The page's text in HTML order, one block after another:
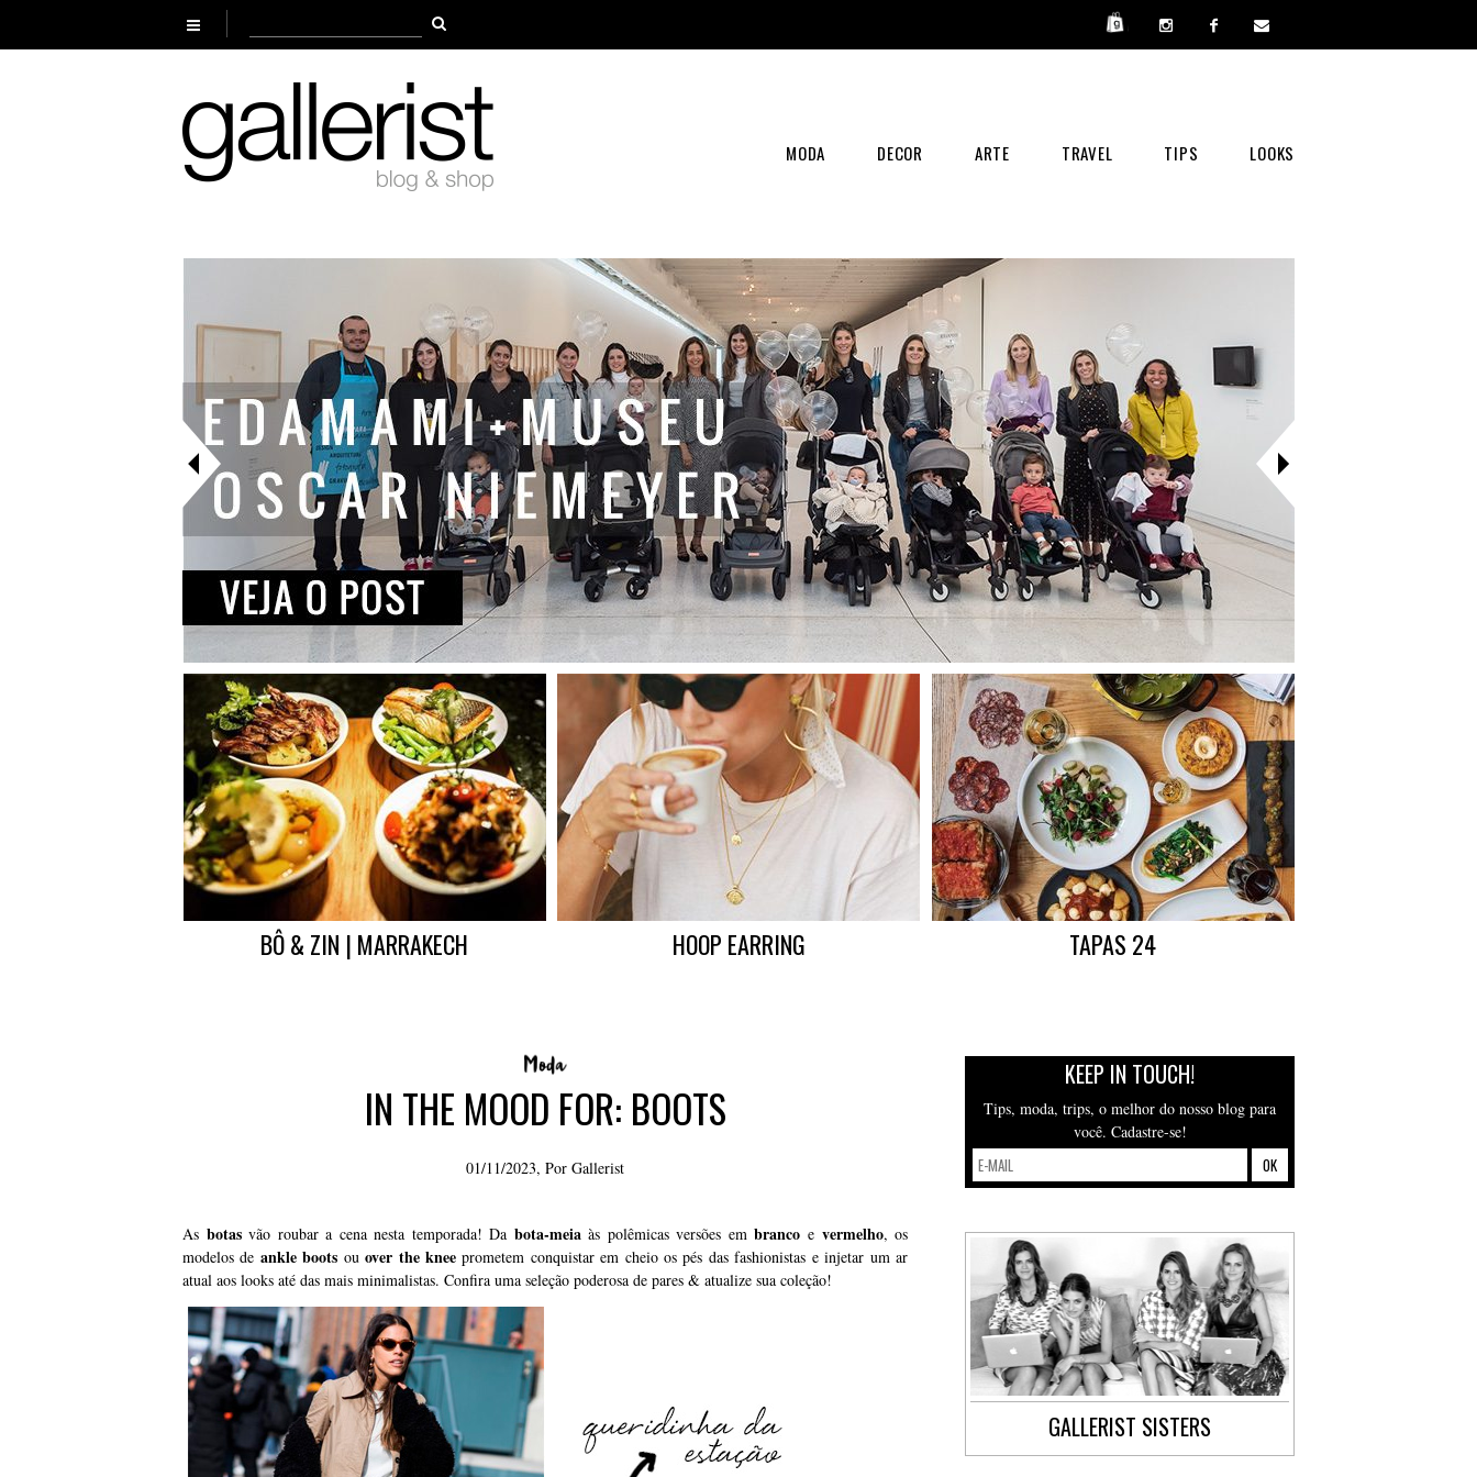
MODA DECOR ARTE TRAVEL TIPS LOOKS
BÔ & ZIN | MARRAKECH HOOP EARRING TAPAS 24
IN THE MOOD FOR: BOOTS
01/11/2023, Por Gallerist
As botasvão roubar a cena nesta temporada! Da bota-meiaàs polêmicas versões embranco e vermelho, os
modelos de ankle boots ouover the kneeprometem conquistar em cheio os pés das fashionistas e injetar um ar
atual aos looks até das mais minimalistas. Confira uma seleção poderosa de pares & atualize sua coleção!
KEEP IN TOUCH!
Tips, moda, trips, o melhor do nosso blog para
você. Cadastre-se!
GALLERIST SISTERS